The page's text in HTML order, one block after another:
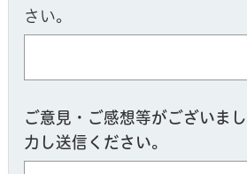
さい。
ご意見・ご感想等がございま
力し送信ください。